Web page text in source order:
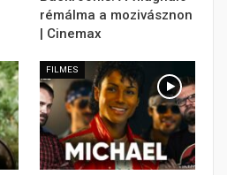
rémálma a mozivásznon
| Cinemax
FILMES